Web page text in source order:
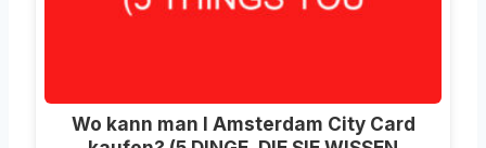
Wo kann man I Amsterdam City Card